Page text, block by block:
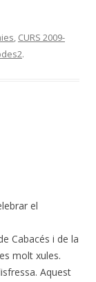
, CURS 2009-
.
el
Cabacés i de la
molt xules.
Aquest